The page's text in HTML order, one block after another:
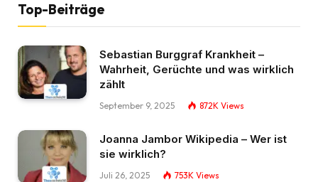
Top-Beiträge
Sebastian Burggraf Krankheit –
Wahrheit, Gerüchte und was wirklich
zählt
September 9, 2025 872K Views
Joanna Jambor Wikipedia – Wer ist
sie wirklich?
Juli 26, 2025 753K Views